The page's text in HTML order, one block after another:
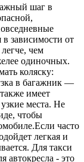
шаг в
в зависимости от
чем
одиночных.
коляску:
в багажник —
имеет
места. Не
чтобы
часто
легкая и
Для такси
автокресла - это